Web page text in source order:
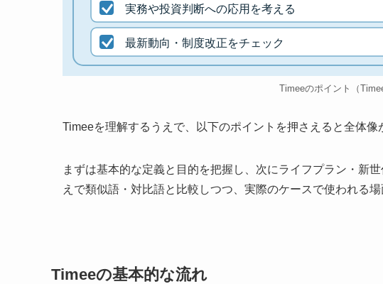
実務や投資判断への応用を考える
最新動向・制度改正をチェック
Timeeのポイント（
Timeeを理解するうえで、以下のポイントを押さえると全体像
まずは基本的な定義と目的を把握し、次にライフプラン・新
えで類似語・対比語と比較しつつ、実際のケースで使われる
Timeeの基本的な流れ